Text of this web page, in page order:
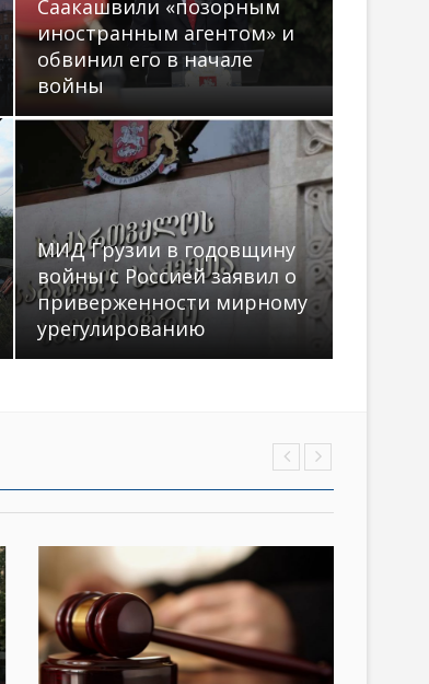
Саакашвили «позорным
иностранным агентом» и
обвинил его в начале
войны
МИД Грузии в годовщину
войны с Россией заявил о
приверженности мирному
урегулированию